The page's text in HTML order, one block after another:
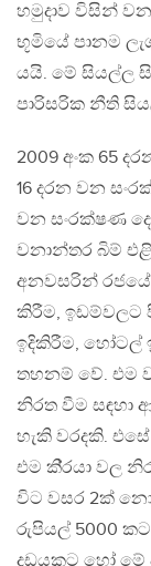
හමුදාව විසින්
භූමියේ පානම
යයි. මේ සියල්ල
පාරිසරික නීති
2009 අංක 65
16 දරන වන
වන සංරක්ෂණ
වනාන්තර බිම්
අනවසරින්
කිරීම, ඉඩම්වලට
ඉදිකිරීම, හෝටල්
තහනම් වේ. එම
නිරත වීම සඳහා
හැකි වරදකි.
එම කි‍්‍රයා වල
විට වසර 2ක්
රුපියල් 5000
දඩයකට හෝ මේ